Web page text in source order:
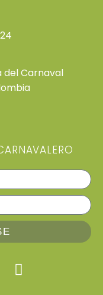
del Carnaval